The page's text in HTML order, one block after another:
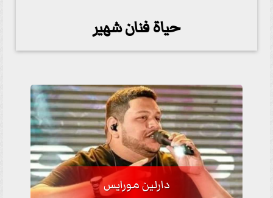
حياة فنان شهير
دارلين مورايس